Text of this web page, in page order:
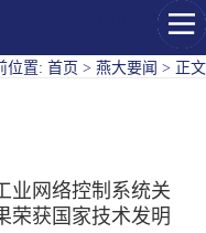
位置: 首页 > 燕大要闻 > 正文
业网络控制系统关
荣获国家技术发明